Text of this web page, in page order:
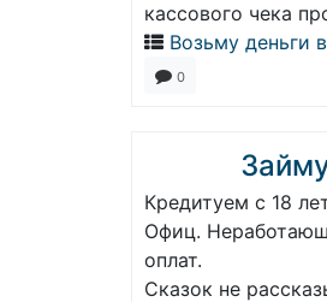
кассового чека
Возьму деньги
0
Кредитуем с 18
Офиц.
оплат.
Сказок не